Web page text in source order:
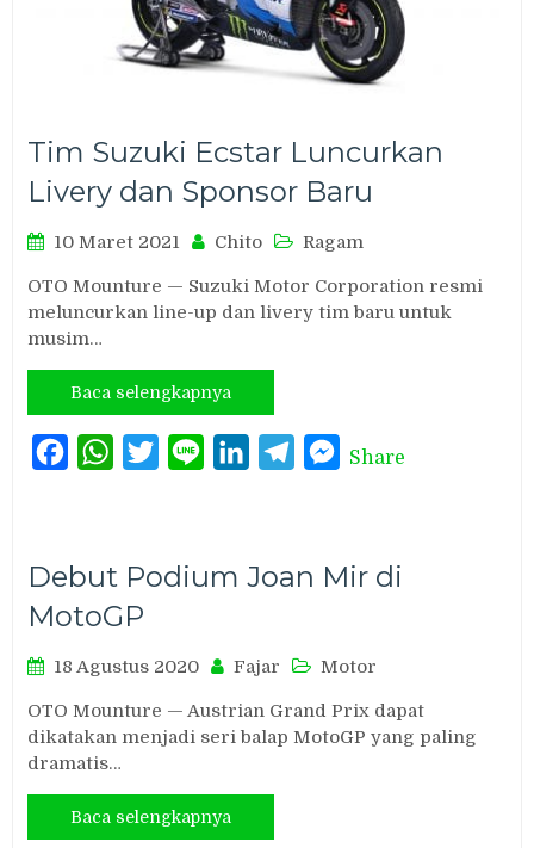
Tim Suzuki Ecstar Luncurkan
Livery dan Sponsor Baru
10 Maret 2021 Chito Ragam
OTO Mounture — Suzuki Motor Corporation resmi
meluncurkan line-up dan livery tim baru untuk
musim…
Baca selengkapnya
FacebookWhatsAppTwitterLine LinkedInTelegramMessenger
Share
Debut Podium Joan Mir di
MotoGP
18 Agustus 2020 Fajar Motor
OTO Mounture — Austrian Grand Prix dapat
dikatakan menjadi seri balap MotoGP yang paling
dramatis…
Baca selengkapnya